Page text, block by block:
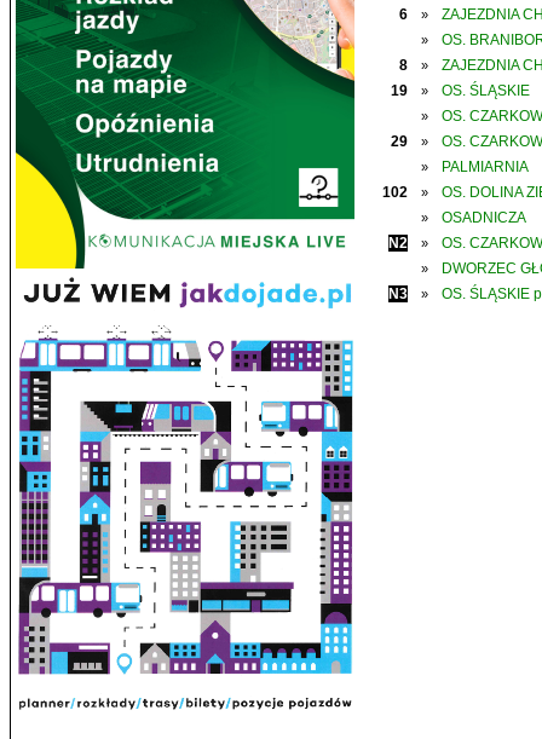
6
» ZAJEZDNIA
»
OS.
8
»
ZAJEZDNIA
19
» OS. ŚLĄSKIE
»
OS.
29
» OS.
»
PALMIARNIA
102
» OS. DOLINA
»
OSADNICZA
N2
» OS.
»
DWORZEC
N3
» OS. ŚLĄSKIE